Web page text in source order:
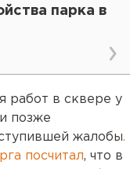
парка в
работ в сквере у
позже
жалобы.
посчитал, что в